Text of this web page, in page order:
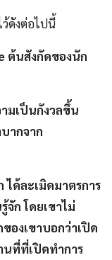
ดังต่อไปนี้
ต้นสังกัดของนัก
มเป็นกังวลขึ้น
ากจาก
ด้ละเมิดมาตรการ
ก โดยเขาไม่
องเขาบอกว่าเปิด
นที่ที่เปิดทำการ